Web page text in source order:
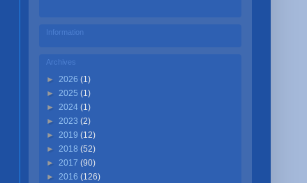
Information
Archives
► 2026 (1)
► 2025 (1)
► 2024 (1)
► 2023 (2)
► 2019 (12)
► 2018 (52)
► 2017 (90)
► 2016 (126)